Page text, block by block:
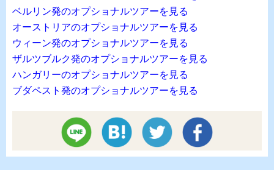
ベルリン発のオプショナルツアーを見る
オーストリアのオプショナルツアーを見る
ウィーン発のオプショナルツアーを見る
ザルツブルク発のオプショナルツアーを見る
ハンガリーのオプショナルツアーを見る
ブダペスト発のオプショナルツアーを見る